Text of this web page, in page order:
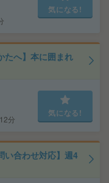
気になる!
たへ】本に囲まれ
分
気になる!
い合わせ対応】週4